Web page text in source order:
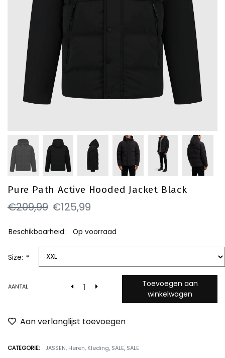
Pure Path Active Hooded Jacket Black
€209,99 €125,99
Beschikbaarheid: Op voorraad
Size: *
AANTAL
Toevoegen aan
winkelwagen
Aan verlanglijst toevoegen
CATEGORIE: JASSEN, Heren, Kleding, SALE, SALE